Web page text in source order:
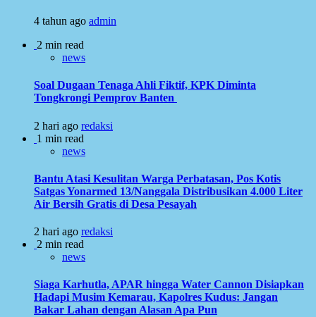
4 tahun ago admin
2 min read
news
Soal Dugaan Tenaga Ahli Fiktif, KPK Diminta
Tongkrongi Pemprov Banten
2 hari ago redaksi
1 min read
news
Bantu Atasi Kesulitan Warga Perbatasan, Pos Kotis
Satgas Yonarmed 13/Nanggala Distribusikan 4.000 Liter
Air Bersih Gratis di Desa Pesayah
2 hari ago redaksi
2 min read
news
Siaga Karhutla, APAR hingga Water Cannon Disiapkan
Hadapi Musim Kemarau, Kapolres Kudus: Jangan
Bakar Lahan dengan Alasan Apa Pun